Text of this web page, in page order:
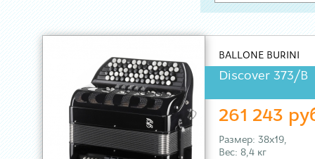
BALLONE BURINI
Discover 373/B
261 243
Размер: 38х19,
Вес: 8,4 кг